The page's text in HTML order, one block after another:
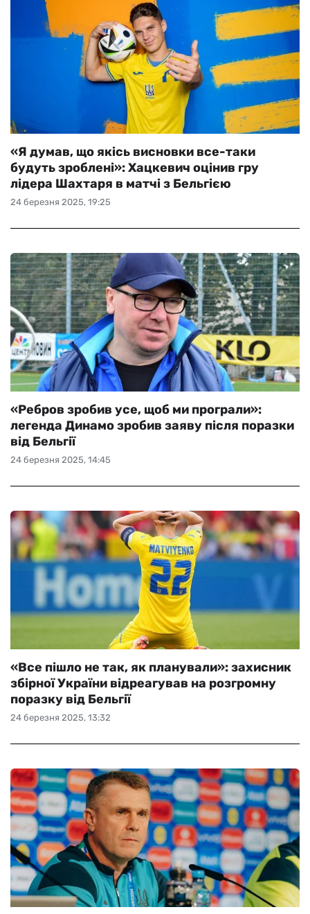
24 березня 2025, 19:25
«Я думав, що якісь висновки все-таки
будуть зроблені»: Хацкевич оцінив гру
лідера Шахтаря в матчі з Бельгією
24 березня 2025, 14:45
«Ребров зробив усе, щоб ми програли»:
легенда Динамо зробив заяву після поразки
від Бельгії
24 березня 2025, 13:32
«Все пішло не так, як планували»: захисник
збірної України відреагував на розгромну
поразку від Бельгії